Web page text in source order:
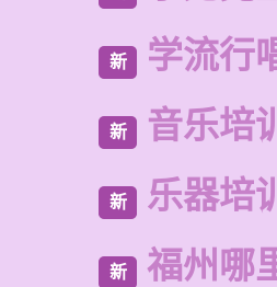
新 学流行
新 音乐培
新 乐器培
新 福州哪